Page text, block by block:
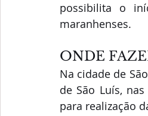
possibilita o
maranhenses.
ONDE
Na cidade de
de São Luís,
para realização